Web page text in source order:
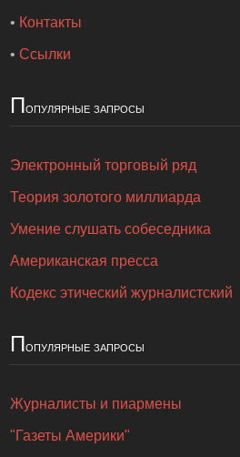
• Контакты
•Ссылки
Популярные запросы
Электронный торговый ряд
Теория золотого миллиарда
Умение слушать собеседника
Американская пресса
Кодекс этический журналистский
Популярные запросы
Журналисты и пиармены
"Газеты Америки"